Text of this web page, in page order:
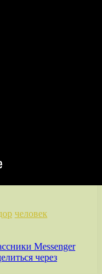
человек
Messenger
через